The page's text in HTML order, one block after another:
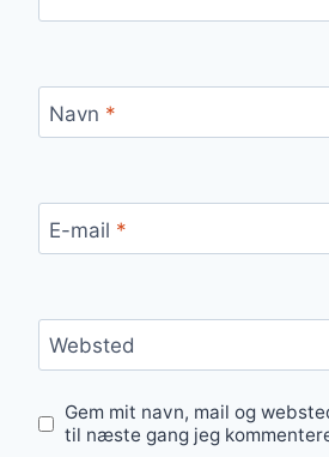
Navn *
E-mail *
Websted
Gem mit navn, mail og
til næste gang jeg